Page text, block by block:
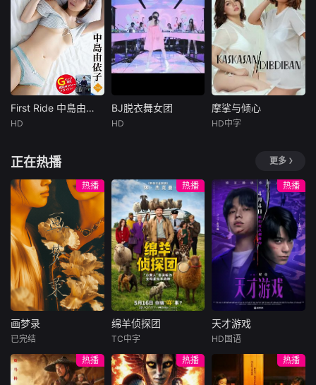
--収録時間： 1
-収録時間： -
--収録時間： 1
First Ride 中島由依子 [SBVD-0569]
発売日： 2025/1
0/31製作年： --
--収録時間： 1
First Ride 中島由依子 [SBVD-0569]
HD
BJ脱衣舞女团
BJ脱衣舞女团
HD
摩挲与倾心
Can'tgetenou
ghoffemaletofema
leactionin"Kiss/Ki
ss"?Here'safollow
uphostedbytwooft
hehottest
摩挲与倾心
HD中字
正在热播 更多
热播
画梦录
林柏叡
画梦录
已完结
热播
绵羊侦探团
尼可拉斯·博朗
尼古拉斯·加利齐纳
绵羊侦探团
TC中字
热播
天才游戏
李蔓瑄
天才游戏
HD国语
热播
热播 热播